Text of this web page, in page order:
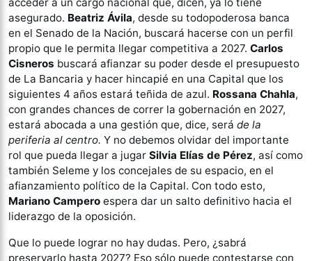
asegurado. Beatriz Ávila, desde su todopoderosa banca
en el Senado de la Nación, buscará hacerse con un perfil
propio que le permita llegar competitiva a 2027. Carlos
Cisneros buscará afianzar su poder desde el presupuesto
de La Bancaria y hacer hincapié en una Capital que los
siguientes 4 años estará teñida de azul. Rossana Chahla,
con grandes chances de correr la gobernación en 2027,
estará abocada a una gestión que, dice, será de la
periferia al centro. Y no debemos olvidar del importante
rol que pueda llegar a jugar Silvia Elías de Pérez, así como
también Seleme y los concejales de su espacio, en el
afianzamiento político de la Capital. Con todo esto,
Mariano Campero espera dar un salto definitivo hacia el
liderazgo de la oposición.
Que lo puede lograr no hay dudas. Pero, ¿sabrá
preservarlo hasta 2027? Eso sólo puede contestarse con